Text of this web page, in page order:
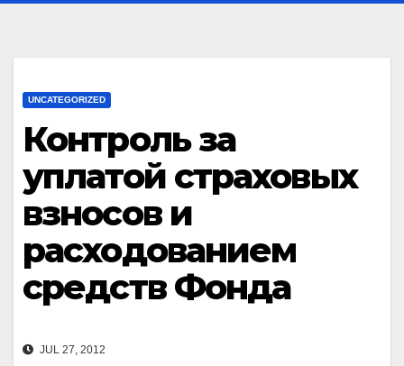
UNCATEGORIZED
Контроль за
уплатой страховых
взносов и
расходованием
средств Фонда
JUL 27, 2012